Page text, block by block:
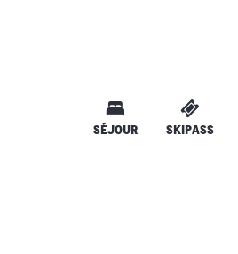
SÉJOUR SKIPASS